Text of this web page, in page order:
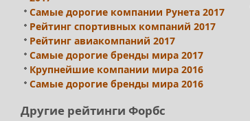
Самые дорогие компании Рунета 2017
Рейтинг спортивных компаний 2017
Рейтинг авиакомпаний 2017
Самые дорогие бренды мира 2017
Крупнейшие компании мира 2016
Самые дорогие бренды мира 2016
Другие рейтинги Форбс